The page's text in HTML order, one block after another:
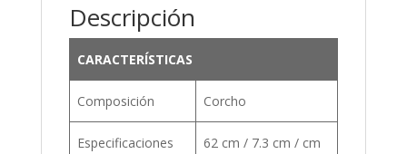
Descripción
CARACTERÍSTICAS
Composición Corcho
Especificaciones
62 cm / 7.3 cm / cm